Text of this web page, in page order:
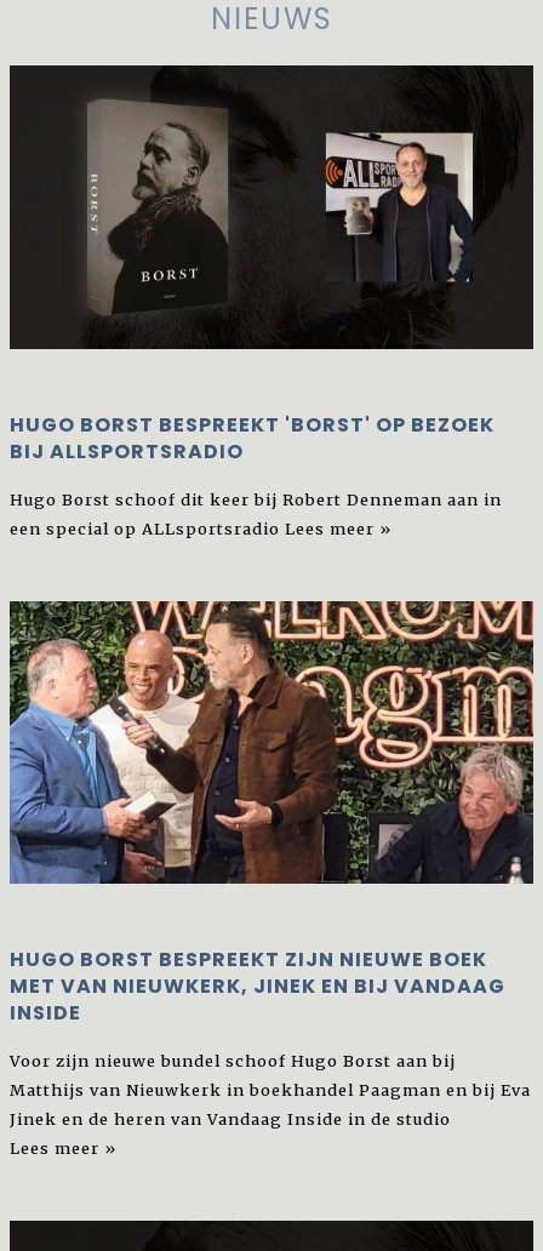
NIEUWS
HUGO BORST BESPREEKT 'BORST' OP BEZOEK
BIJ ALLSPORTSRADIO
Hugo Borst schoof dit keer bij Robert Denneman aan in
een special op ALLsportsradio Lees meer »
HUGO BORST BESPREEKT ZIJN NIEUWE BOEK
MET VAN NIEUWKERK, JINEK EN BIJ VANDAAG
INSIDE
Voor zijn nieuwe bundel schoof Hugo Borst aan bij
Matthijs van Nieuwkerk in boekhandel Paagman en bij Eva
Jinek en de heren van Vandaag Inside in de studio
Lees meer »